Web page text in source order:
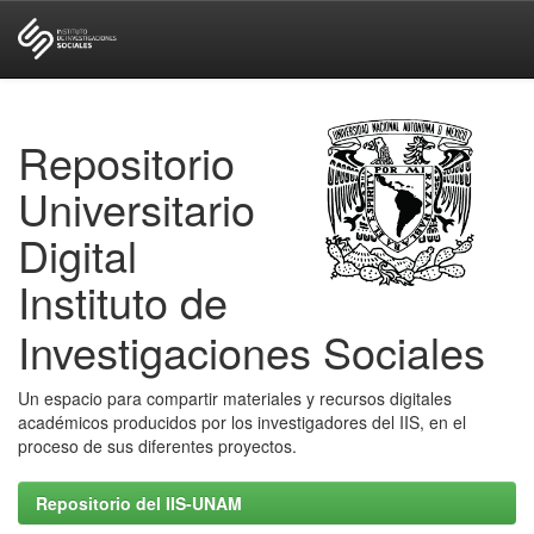
Repositorio
Universitario
Digital
Instituto de
Investigaciones Sociales
Un espacio para compartir materiales y recursos digitales
académicos producidos por los investigadores del IIS, en el
proceso de sus diferentes proyectos.
Repositorio del IIS-UNAM